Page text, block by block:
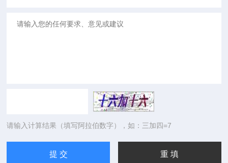
请输入计算结果（填写阿拉伯数字），如：三加四=7